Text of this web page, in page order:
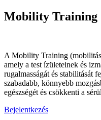
Mobility Training
A Mobility Training
amely a test ízületeinek és
rugalmasságát és stabilitását
szabadabb, könnyebb
egészségét és csökkenti a
Bejelentkezés